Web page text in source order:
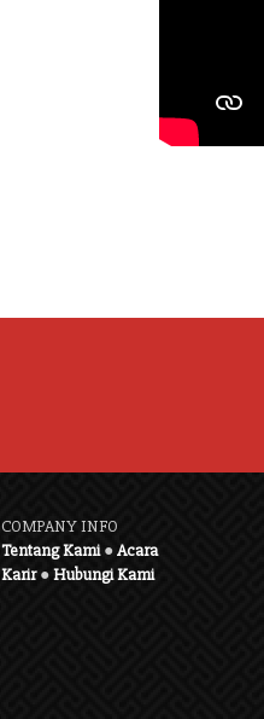
COMPANY INFO
Tentang Kami●Acara
Karir●Hubungi Kami